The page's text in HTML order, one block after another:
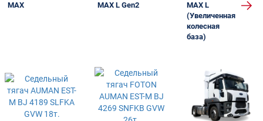
MAX
MAX L Gen2
MAX L
(Увеличенная
колесная
база)